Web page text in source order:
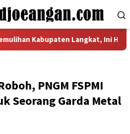
Kabupaten Langkat, Ini Hasil
PNGM FSPMI
Seorang Garda Metal